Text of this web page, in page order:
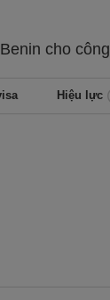
Benin cho
Hiệu lực